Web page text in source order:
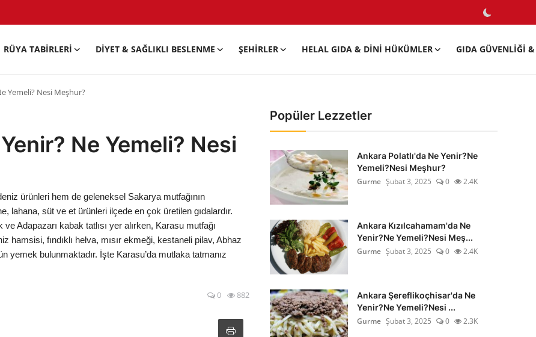
RÜYA TABIRLERI DIYET & SAĞLIKLI BESLENME ŞEHIRLER HELAL GIDA & DINI HÜKÜMLER GIDA GÜVENLIĞI
Yemeli? Nesi Meşhur?
Ne Yemeli? Nesi
ürünleri hem de geleneksel Sakarya mutfağının
lahana, süt ve et ürünleri ilçede en çok üretilen gıdalardır.
Adapazarı kabak tatlısı yer alırken, Karasu mutfağı
hamsisi, fındıklı helva, mısır ekmeği, kestaneli pilav, Abhaz
yemek bulunmaktadır. İşte Karasu’da mutlaka tatmanız
0 882
Popüler Lezzetler
Ankara Polatlı'da Ne Yenir?Ne
Yemeli?Nesi Meşhur?
Gurme Şubat 3, 2025 0 2.4K
Ankara Kızılcahamam'da Ne
Yenir?Ne Yemeli?Nesi Meş...
Gurme Şubat 3, 2025 0 2.4K
Ankara Şereflikoçhisar'da Ne
Yenir?Ne Yemeli?Nesi ...
Gurme Şubat 3, 2025 0 2.3K